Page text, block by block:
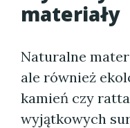
materiały
Naturalne
ale również
kamień czy
wyjątkowych